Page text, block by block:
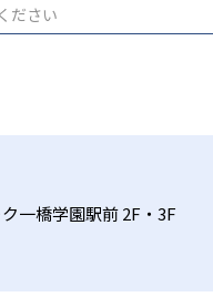
ださい
一橋学園駅前 2F・3F